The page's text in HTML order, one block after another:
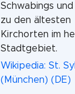
Schwabings
zu den ältesten
Kirchorten im
Stadtgebiet.
Wikipedia: St.
(München) (DE)